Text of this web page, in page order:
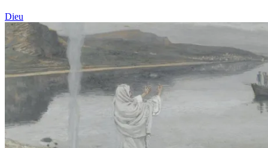
Dieu